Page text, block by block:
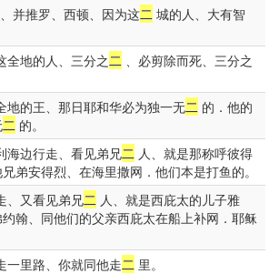
并推罗、西顿、因为这二 城的人、大有智
全地的人、三分之二 、必剪除而死、三分之
地的王、那日耶和华必为独一无二 的．他的
二的。
海边行走、看见弟兄二 人、就是那称呼彼得
弟安得烈、在海里撒网．他们本是打鱼的。
、又看见弟兄二 人、就是西庇太的儿子雅
翰、同他们的父亲西庇太在船上补网．耶稣
一里路、你就同他走二 里。